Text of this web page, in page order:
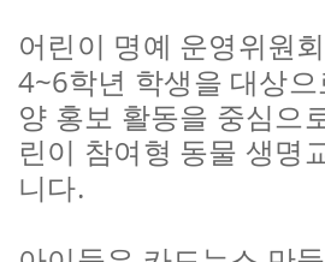
어린이 명예 운영위원
4~6학년 학생을 대상
양 홍보 활동을 중심으
린이 참여형 동물 생명
니다.